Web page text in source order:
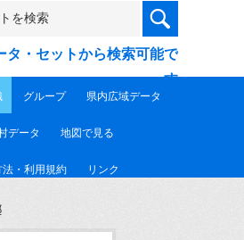
タ・セットから検索可能で
す
グループ 県内広域データ
データ 地図で見る
・利用規約 リンク